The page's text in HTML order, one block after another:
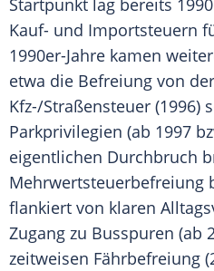
Startpunkt lag bereits
Kauf- und Importsteuern
1990er-Jahre kamen
etwa die Befreiung von
Kfz-/Straßensteuer (1996)
Parkprivilegien (ab 1997
eigentlichen Durchbruch
Mehrwertsteuerbefreiung
flankiert von klaren
Zugang zu Busspuren (ab
zeitweisen Fährbefreiung